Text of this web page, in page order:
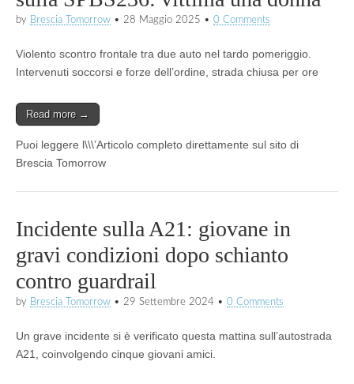
by Brescia Tomorrow • 28 Maggio 2025 • 0 Comments
Violento scontro frontale tra due auto nel tardo pomeriggio.
Intervenuti soccorsi e forze dell’ordine, strada chiusa per ore
Read more →
Puoi leggere l\\\’Articolo completo direttamente sul sito di
Brescia Tomorrow
Incidente sulla A21: giovane in
gravi condizioni dopo schianto
contro guardrail
by Brescia Tomorrow • 29 Settembre 2024 • 0 Comments
Un grave incidente si è verificato questa mattina sull’autostrada
A21, coinvolgendo cinque giovani amici.